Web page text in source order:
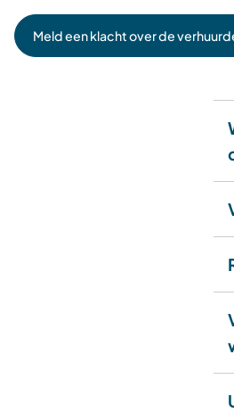
Meld een klacht over de
(Verwijst